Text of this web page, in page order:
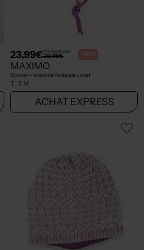
23,99€Prix boutique :
29,99€ -20%
MAXIMO
Bonnet - Imprimé fantaisie violet
T : 3 M
ACHAT EXPRESS